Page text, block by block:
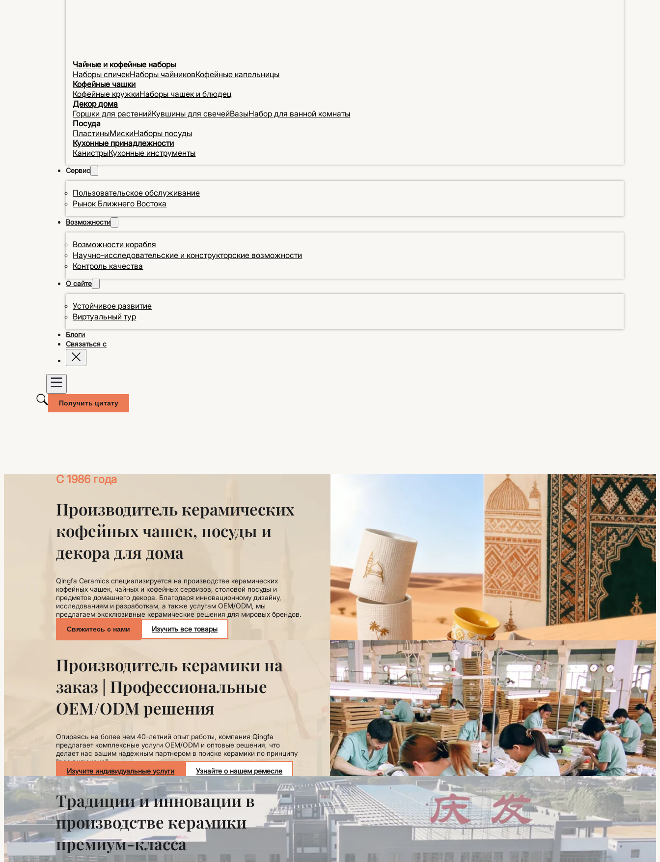
Чайные и кофейные наборы
Наборы спичекНаборы чайниковКофейные капельницы
Кофейные чашки
Кофейные кружкиНаборы чашек и блюдец
Декор дома
Горшки для растенийКувшины для свечейВазыНабор для ванной комнаты
Посуда
ПластиныМискиНаборы посуды
Кухонные принадлежности
КанистрыКухонные инструменты
Сервис
Пользовательское обслуживание
Рынок Ближнего Востока
Возможности
Возможности корабля
Научно-исследовательские и конструкторские возможности
Контроль качества
О сайте
Устойчивое развитие
Виртуальный тур
Блоги
Связаться с
Получить цитату
С 1986 года
Производитель керамических
кофейных чашек, посуды и
декора для дома
Qingfa Ceramics специализируется на производстве керамических
кофейных чашек, чайных и кофейных сервизов, столовой посуды и
предметов домашнего декора. Благодаря инновационному дизайну,
исследованиям и разработкам, а также услугам OEM/ODM, мы
предлагаем эксклюзивные керамические решения для мировых брендов.
Свяжитесь с нами Изучить все товары
Производитель керамики на
заказ | Профессиональные
OEM/ODM решения
Опираясь на более чем 40-летний опыт работы, компания Qingfa
предлагает комплексные услуги OEM/ODM и оптовые решения, что
делает нас вашим надежным партнером в поиске керамики по принципу
"все включено".
Изучите индивидуальные услуги
Узнайте о нашем ремесле
Традиции и инновации в
производстве керамики
премиум-класса